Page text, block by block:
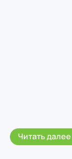
Читать далее